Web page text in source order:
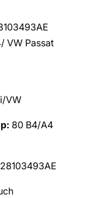
VW Passat
VW
80 B4/A4